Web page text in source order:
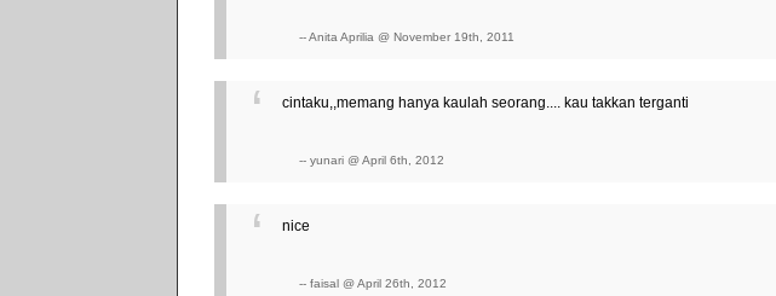
-- Anita Aprilia @ November 19th, 2011
cintaku,,memang hanya kaulah seorang.... kau takkan terganti
-- yunari @ April 6th, 2012
nice
-- faisal @ April 26th, 2012